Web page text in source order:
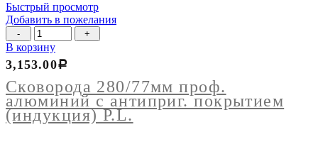
Быстрый просмотр
Добавить в пожелания
Количество
товара
Сковорода
280/77мм
проф.
алюминий
с
антиприг.
В корзину
Сковорода 280/77мм проф.
алюминий с антиприг. покрытием
(индукция) P.L.
3,153.00Р